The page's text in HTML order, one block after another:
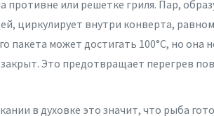
противне или решетке гриля. Пар,
циркулирует внутри конверта,
пакета может достигать 100°C, но она
Это предотвращает перегрев
в духовке это значит, что рыба